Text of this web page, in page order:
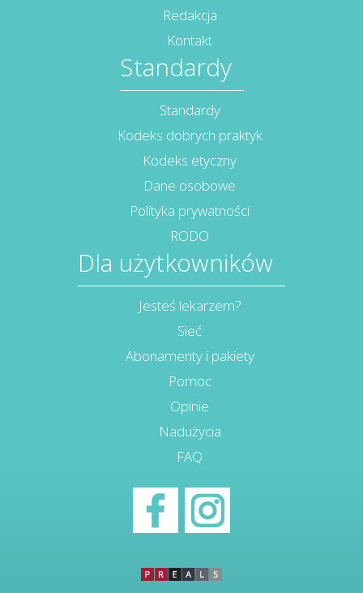
Redakcja
Kontakt
Standardy
Standardy
Kodeks dobrych praktyk
Kodeks etyczny
Dane osobowe
Polityka prywatności
RODO
Dla użytkowników
Jesteś lekarzem?
Sieć
Abonamenty i pakiety
Pomoc
Opinie
Nadużycia
FAQ